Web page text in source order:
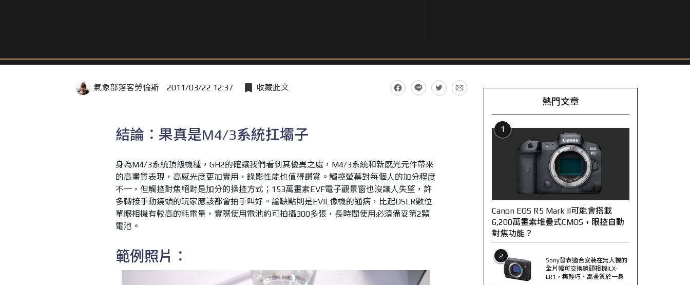
氣象部落客勞倫斯 2011/03/22 12:37 收藏此文
結論：果真是M4/3系統扛壩子
身為M4/3系統頂級機種，GH2的確讓我們看到其優異之處，M4/3系統和新感光元件帶來
的高畫質表現，高感光度更加實用，錄影性能也值得讚賞。觸控螢幕對每個人的加分程度
不一，但觸控對焦絕對是加分的操控方式；153萬畫素EVF電子觀景窗也沒讓人失望，許
多轉接手動鏡頭的玩家應該都會拍手叫好。論缺點則是EVIL像機的通病，比起DSLR數位
單眼相機有較高的耗電量，實際使用電池約可拍攝300多張，長時間使用必須備妥第2顆
電池。
範例照片：
熱門文章
1
Canon EOS R5 Mark II可能會搭載
6,200萬畫素堆疊式CMOS + 眼控自動
對焦功能？
2
Sony發表適合安裝在無人機的
全片幅可交換鏡頭相機ILX-
LR1，集輕巧、高畫質於一身